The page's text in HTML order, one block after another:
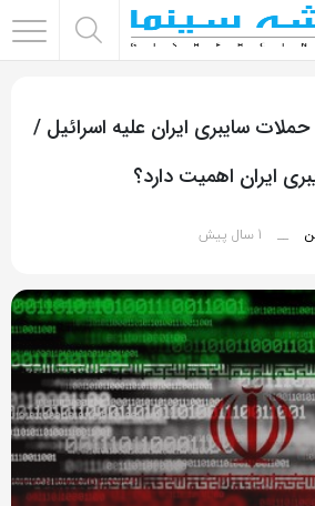
درصدی حملات سایبری ایران علیه اسرائیل /
ایران اهمیت دارد؟
__ 1 سال پیش